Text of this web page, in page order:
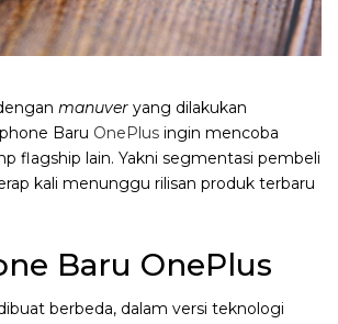
manuver yang dilakukan
Baru OnePlus ingin mencoba
flagship lain. Yakni segmentasi pembeli
kali menunggu rilisan produk terbaru
Baru OnePlus
berbeda, dalam versi teknologi